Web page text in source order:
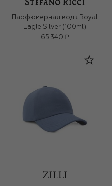
Парфюмерная вода Royal
Eagle Silver (100ml)
65 340 ₽